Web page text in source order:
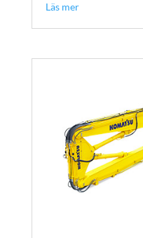
Läs mer